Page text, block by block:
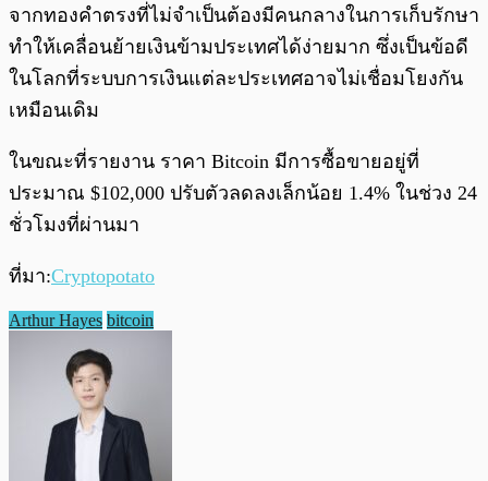
จากทองคำตรงที่ไม่จำเป็นต้องมีคนกลางในการเก็บรักษา
ทำให้เคลื่อนย้ายเงินข้ามประเทศได้ง่ายมาก ซึ่งเป็นข้อดี
ในโลกที่ระบบการเงินแต่ละประเทศอาจไม่เชื่อมโยงกัน
เหมือนเดิม
ในขณะที่รายงาน ราคา Bitcoin มีการซื้อขายอยู่ที่
ประมาณ $102,000 ปรับตัวลดลงเล็กน้อย 1.4% ในช่วง 24
ชั่วโมงที่ผ่านมา
ที่มา:Cryptopotato
Arthur Hayes bitcoin